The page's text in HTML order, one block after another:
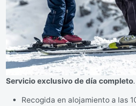
Servicio exclusivo de día completo
Recogida en alojamiento a las